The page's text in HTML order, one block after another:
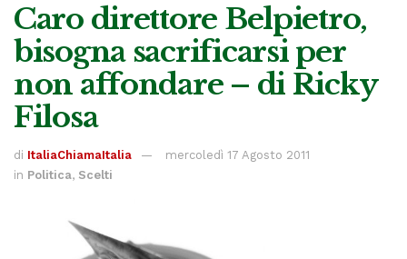
Caro direttore Belpietro,
bisogna sacrificarsi per
non affondare – di Ricky
Filosa
di ItaliaChiamaItalia
mercoledì 17 Agosto 2011
in Politica, Scelti